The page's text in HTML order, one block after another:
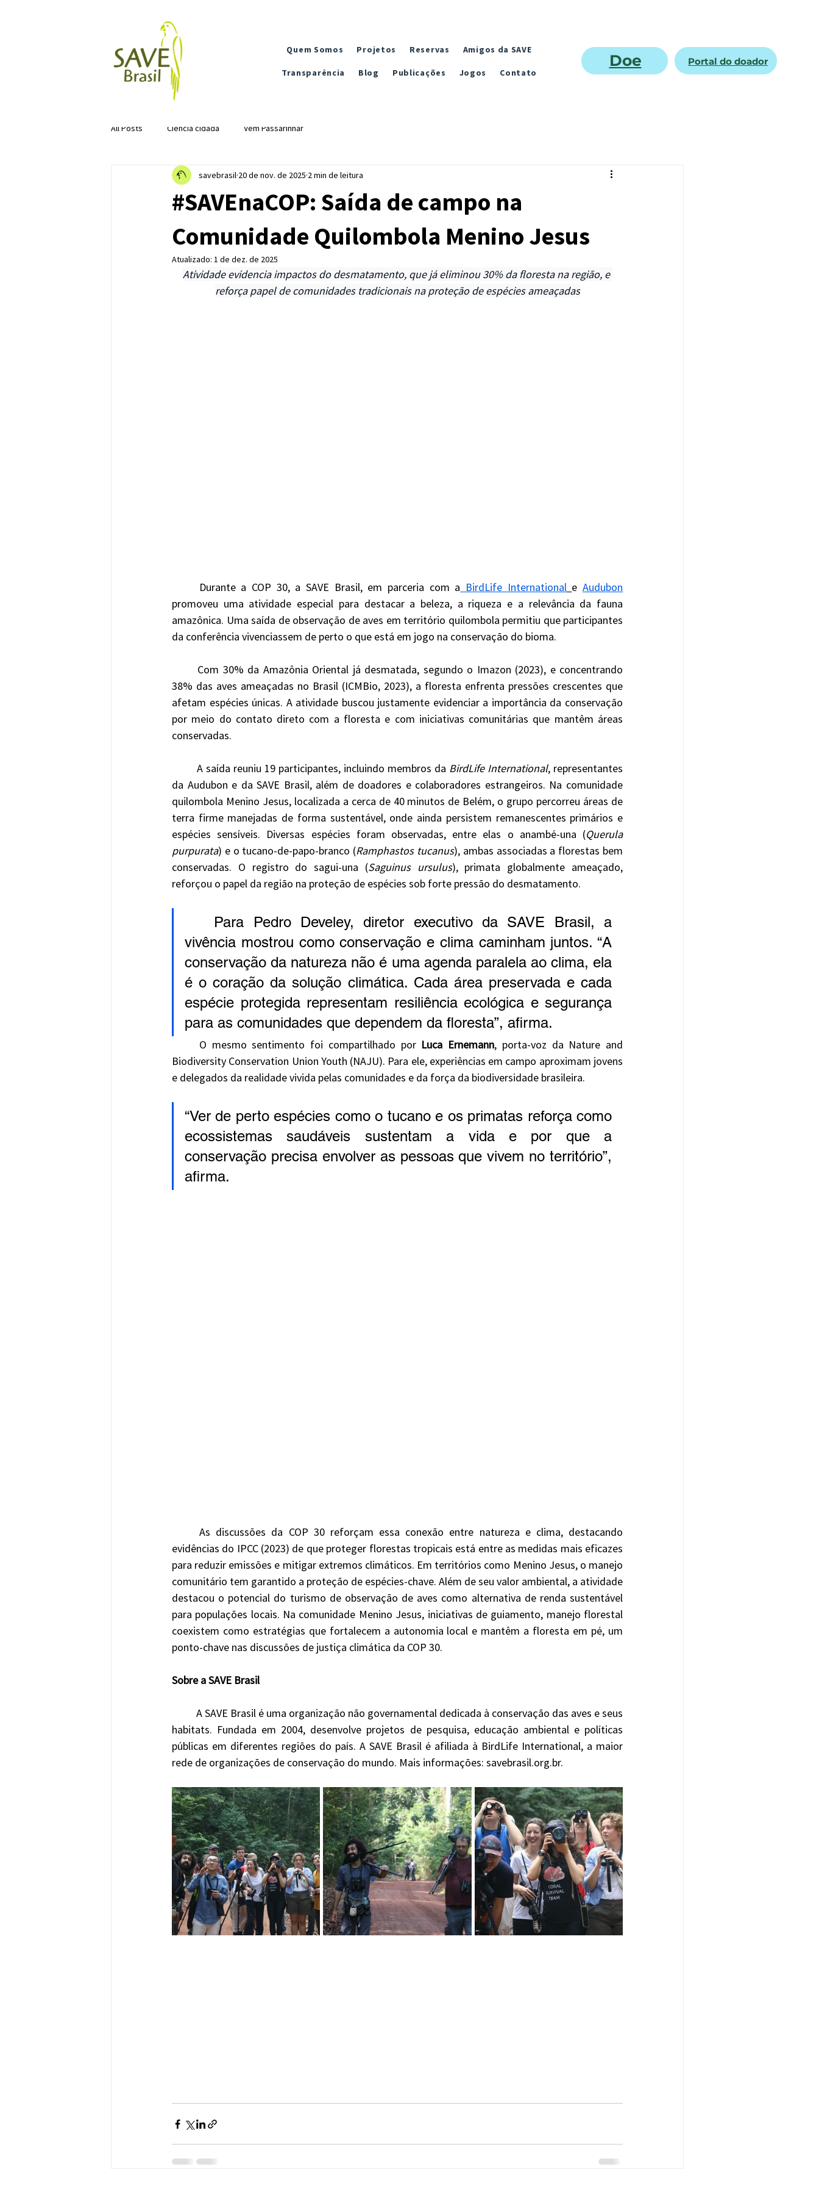
Quem Somos Projetos Reservas Amigos da SAVE
Transparência Blog Publicações Jogos Contato
Doe Portal do doador
All Posts Ciência cidadã Vem Passarinhar
#SAVEnaCOP: Saída de campo na
Comunidade Quilombola Menino Jesus
savebrasil 20 de nov. de 2025 2 min de leitura
Atualizado: 1 de dez. de 2025
Atividade evidencia impactos do desmatamento, que já eliminou 30% da floresta na região, e
reforça papel de comunidades tradicionais na proteção de espécies ameaçadas
	Durante a COP 30, a SAVE Brasil, em parceria com a
BirdLife International e Audubon
promoveu uma atividade especial para destacar a beleza, a riqueza e a relevância da fauna
amazônica. Uma saída de observação de aves em território quilombola permitiu que participantes
da conferência vivenciassem de perto o que está em jogo na conservação do bioma.
38% das aves ameaçadas no Brasil (ICMBio, 2023), a floresta enfrenta pressões crescentes que
afetam espécies únicas. A atividade buscou justamente evidenciar a importância da conservação
por meio do contato direto com a floresta e com iniciativas comunitárias que mantêm áreas
conservadas.
	A saída reuniu 19 participantes, incluindo membros da
BirdLife International, representantes
da Audubon e da SAVE Brasil, além de doadores e colaboradores estrangeiros. Na comunidade
quilombola Menino Jesus, localizada a cerca de 40 minutos de Belém, o grupo percorreu áreas de
terra firme manejadas de forma sustentável, onde ainda persistem remanescentes primários e
espécies sensíveis. Diversas espécies foram observadas, entre elas o anambé-una (Querula
purpurata) e o tucano-de-papo-branco (Ramphastos tucanus), ambas associadas a florestas bem
conservadas. O registro do sagui-una (Saguinus ursulus), primata globalmente ameaçado,
reforçou o papel da região na proteção de espécies sob forte pressão do desmatamento.
vivência mostrou como conservação e clima caminham juntos. “A
conservação da natureza não é uma agenda paralela ao clima, ela
é o coração da solução climática. Cada área preservada e cada
espécie protegida representam resiliência ecológica e segurança
para as comunidades que dependem da floresta”, afirma.
	O mesmo sentimento foi compartilhado por
Luca Ernemann, porta-voz da Nature and
Biodiversity Conservation Union Youth (NAJU). Para ele, experiências em campo aproximam jovens
e delegados da realidade vivida pelas comunidades e da força da biodiversidade brasileira.
“Ver de perto espécies como o tucano e os primatas reforça como
ecossistemas saudáveis sustentam a vida e por que a
conservação precisa envolver as pessoas que vivem no território”,
afirma.
	As discussões da COP 30 reforçam essa conexão entre natureza e clima, destacando
evidências do IPCC (2023) de que proteger florestas tropicais está entre as medidas mais eficazes
para reduzir emissões e mitigar extremos climáticos. Em territórios como Menino Jesus, o manejo
comunitário tem garantido a proteção de espécies-chave. Além de seu valor ambiental, a atividade
destacou o potencial do turismo de observação de aves como alternativa de renda sustentável
para populações locais. Na comunidade Menino Jesus, iniciativas de guiamento, manejo florestal
coexistem como estratégias que fortalecem a autonomia local e mantêm a floresta em pé, um
ponto-chave nas discussões de justiça climática da COP 30.
Sobre a SAVE Brasil
habitats. Fundada em 2004, desenvolve projetos de pesquisa, educação ambiental e políticas
públicas em diferentes regiões do país. A SAVE Brasil é afiliada à BirdLife International, a maior
rede de organizações de conservação do mundo. Mais informações: savebrasil.org.br.